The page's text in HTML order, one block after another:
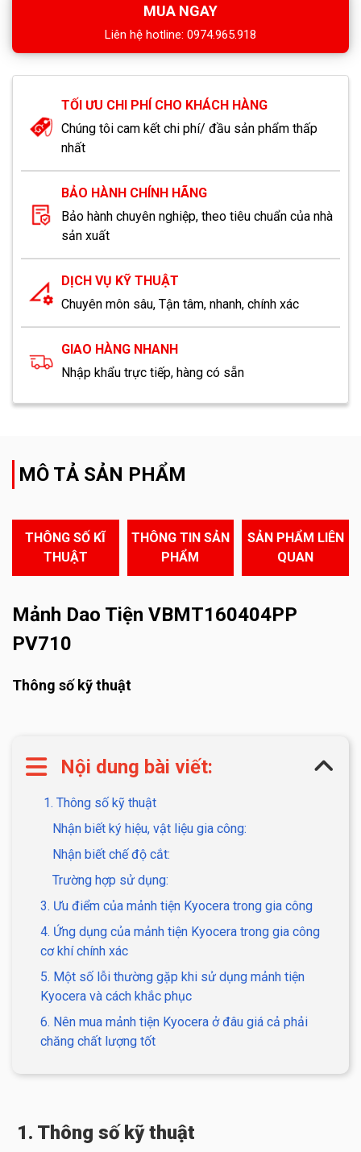
MUA NGAY
Liên hệ hotline: 0974.965.918
TỐI ƯU CHI PHÍ CHO KHÁCH HÀNG
Chúng tôi cam kết chi phí/ đầu sản phẩm thấp
nhất
BẢO HÀNH CHÍNH HÃNG
Bảo hành chuyên nghiệp, theo tiêu chuẩn của nhà
sản xuất
DỊCH VỤ KỸ THUẬT
Chuyên môn sâu, Tận tâm, nhanh, chính xác
GIAO HÀNG NHANH
Nhập khẩu trực tiếp, hàng có sẵn
MÔ TẢ SẢN PHẨM
THÔNG SỐ KĨ
THUẬT
THÔNG TIN SẢN
PHẨM
SẢN PHẨM LIÊN
QUAN
Mảnh Dao Tiện VBMT160404PP
PV710
Thông số kỹ thuật
Nội dung bài viết:
1. Thông số kỹ thuật
Nhận biết ký hiệu, vật liệu gia công:
Nhận biết chế độ cắt:
Trường hợp sử dụng:
3. Ưu điểm của mảnh tiện Kyocera trong gia công
4. Ứng dụng của mảnh tiện Kyocera trong gia công
cơ khí chính xác
5. Một số lỗi thường gặp khi sử dụng mảnh tiện
Kyocera và cách khắc phục
6. Nên mua mảnh tiện Kyocera ở đâu giá cả phải
chăng chất lượng tốt
1. Thông số kỹ thuật